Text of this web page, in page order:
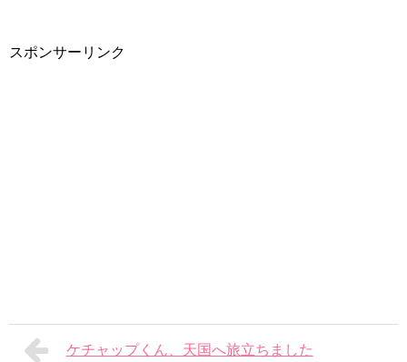
スポンサーリンク
ケチャップくん、天国へ旅立ちました